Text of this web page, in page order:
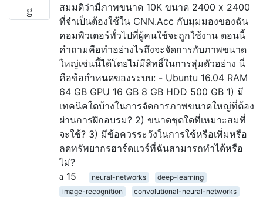
สมมติว่ามีภาพขนาด 10K ขนาด 2400 x 2400
ที่จำเป็นต้องใช้ใน CNN.Acc กับมุมมองของฉัน
คอมพิวเตอร์ทั่วไปที่ผู้คนใช้จะถูกใช้งาน ตอนนี้
คำถามคือทำอย่างไรถึงจะจัดการกับภาพขนาด
ใหญ่เช่นนี้ได้โดยไม่มีสิทธิ์ในการสุ่มตัวอย่าง นี่
คือข้อกำหนดของระบบ: - Ubuntu 16.04 RAM
64 GB GPU 16 GB 8 GB HDD 500 GB 1) มี
เทคนิคใดบ้างในการจัดการภาพขนาดใหญ่ที่ต้อง
ผ่านการฝึกอบรม? 2) ขนาดชุดใดที่เหมาะสมที่
จะใช้? 3) มีข้อควรระวังในการใช้หรือเพิ่มหรือ
ลดทรัพยากรฮาร์ดแวร์ที่ฉันสามารถทำได้หรือ
ไม่?
15
neural-networks
deep-learning
image-recognition
convolutional-neural-networks